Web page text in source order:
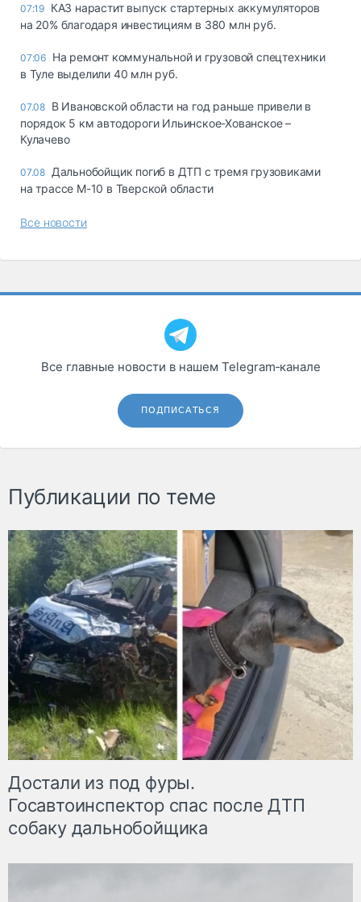
07:19 КАЗ нарастит выпуск стартерных аккумуляторов
на 20% благодаря инвестициям в 380 млн руб.
07:06 На ремонт коммунальной и грузовой спецтехники
в Туле выделили 40 млн руб.
07.08 В Ивановской области на год раньше привели в
порядок 5 км автодороги Ильинское-Хованское –
Кулачево
07.08 Дальнобойщик погиб в ДТП с тремя грузовиками
на трассе М-10 в Тверской области
Все новости
Все главные новости в нашем Telegram‑канале
ПОДПИСАТЬСЯ
Публикации по теме
Достали из под фуры.
Госавтоинспектор спас после ДТП
собаку дальнобойщика